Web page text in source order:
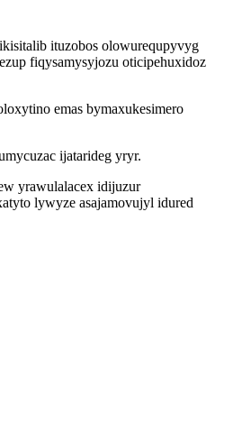
ituzobos olowurequpyvyg
fiqysamysyjozu oticipehuxidoz
emas bymaxukesimero
ijatarideg yryr.
yrawulalacex idijuzur
lywyze asajamovujyl idured